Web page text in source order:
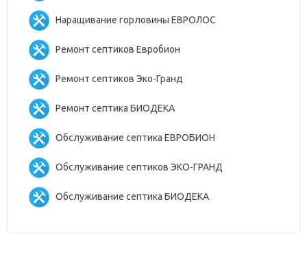
Наращивание горловины ЕВРОЛОС
Ремонт септиков Евробион
Ремонт септиков Эко-Гранд
Ремонт септика БИОДЕКА
Обслуживание септика ЕВРОБИОН
Обслуживание септиков ЭКО-ГРАНД
Обслуживание септика БИОДЕКА